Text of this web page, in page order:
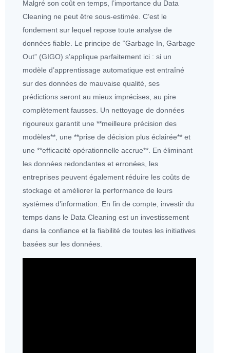
Malgré son coût en temps, l’importance du Data
Cleaning ne peut être sous-estimée. C’est le
fondement sur lequel repose toute analyse de
données fiable. Le principe de “Garbage In, Garbage
Out” (GIGO) s’applique parfaitement ici : si un
modèle d’apprentissage automatique est entraîné
sur des données de mauvaise qualité, ses
prédictions seront au mieux imprécises, au pire
complètement fausses. Un nettoyage de données
rigoureux garantit une **meilleure précision des
modèles**, une **prise de décision plus éclairée** et
une **efficacité opérationnelle accrue**. En éliminant
les données redondantes et erronées, les
entreprises peuvent également réduire les coûts de
stockage et améliorer la performance de leurs
systèmes d’information. En fin de compte, investir du
temps dans le Data Cleaning est un investissement
dans la confiance et la fiabilité de toutes les initiatives
basées sur les données.